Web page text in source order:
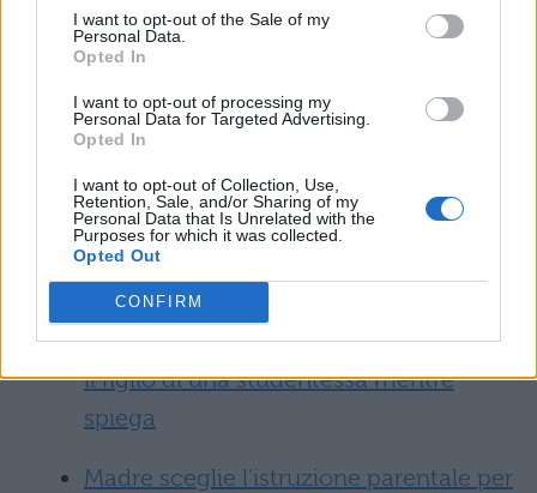
I want to opt-out of the Sale of my
Personal Data.
Opted In
I want to opt-out of processing my
Personal Data for Targeted Advertising.
Opted In
I want to opt-out of Collection, Use,
Retention, Sale, and/or Sharing of my
Personal Data that Is Unrelated with the
Purposes for which it was collected.
Opted Out
CONFIRM
proseguirà gli studi universitari ma entrerà
nel mondo del lavoro, mettendo a frutto il
suo percorso scolastico appena concluso.
Leggi anche:
Il liceo le mette a disposizione una
nursery per il figlio, così Sofia non
dovrà lasciare la scuola
Professore universitario tiene in braccio
il figlio di una studentessa mentre
spiega
Madre sceglie l’istruzione parentale per